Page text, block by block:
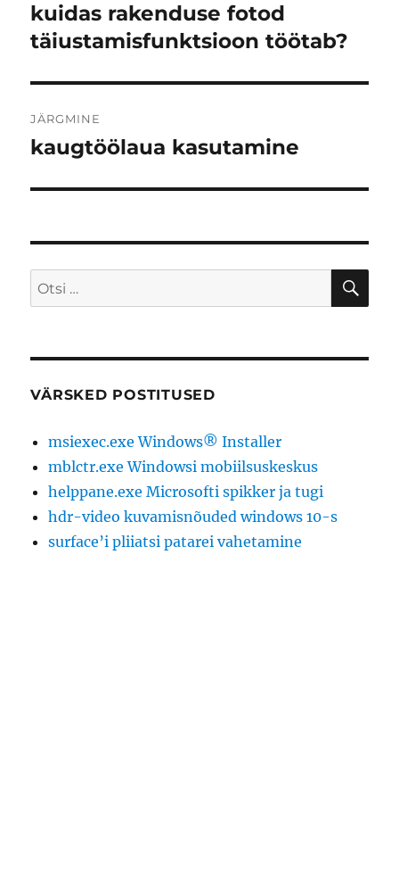
Eelmine
postitus:
kuidas rakenduse fotod
täiustamisfunktsioon töötab?
JÄRGMINE
Järgmine
kaugtöölaua kasutamine
Otsi:
VÄRSKED POSTITUSED
msiexec.exe Windows® Installer
mblctr.exe Windowsi mobiilsuskeskus
helppane.exe Microsofti spikker ja tugi
hdr-video kuvamisnõuded windows 10-s
surface’i pliiatsi patarei vahetamine